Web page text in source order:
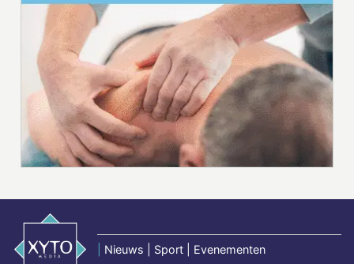
Nieuws | Sport | Evenementen